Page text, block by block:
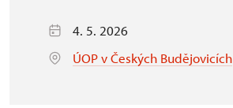
4. 5. 2026
ÚOP v Českých Budějovicích